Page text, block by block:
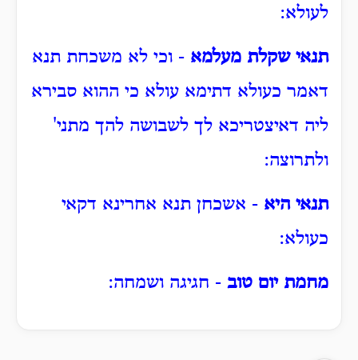
לעולא:
תנאי שקלת מעלמא - וכי לא משכחת תנא
דאמר כעולא דתימא עולא כי ההוא סבירא
ליה דאיצטריכא לך לשבושה להך מתני'
ולתרוצה:
תנאי היא - אשכחן תנא אחרינא דקאי
כעולא:
מחמת יום טוב - חגיגה ושמחה: